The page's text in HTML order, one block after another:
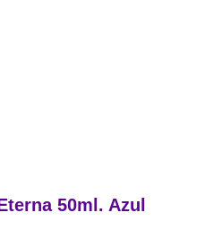
50ml. Azul